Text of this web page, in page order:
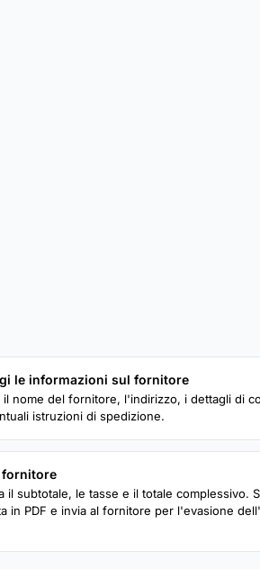
le informazioni sul fornitore
il nome del fornitore, l'indirizzo, i dettagli di
istruzioni di spedizione.
fornitore
il subtotale, le tasse e il totale complessivo.
in PDF e invia al fornitore per l'evasione